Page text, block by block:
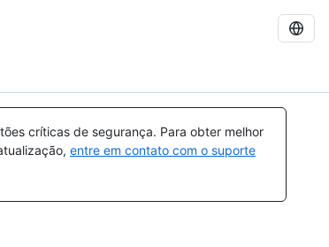
críticas de segurança. Para obter melhor
entre em contato com o suporte